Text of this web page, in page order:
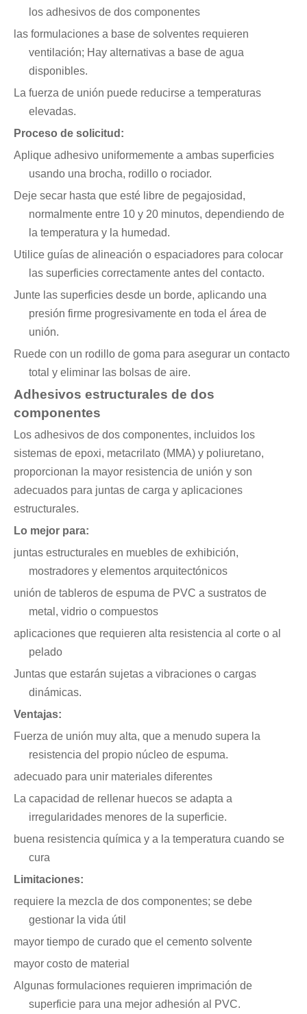
los adhesivos de dos componentes
las formulaciones a base de solventes requieren
ventilación; Hay alternativas a base de agua
disponibles.
La fuerza de unión puede reducirse a temperaturas
elevadas.
Proceso de solicitud:
Aplique adhesivo uniformemente a ambas superficies
usando una brocha, rodillo o rociador.
Deje secar hasta que esté libre de pegajosidad,
normalmente entre 10 y 20 minutos, dependiendo de
la temperatura y la humedad.
Utilice guías de alineación o espaciadores para colocar
las superficies correctamente antes del contacto.
Junte las superficies desde un borde, aplicando una
presión firme progresivamente en toda el área de
unión.
Ruede con un rodillo de goma para asegurar un contacto
total y eliminar las bolsas de aire.
Adhesivos estructurales de dos
componentes
Los adhesivos de dos componentes, incluidos los
sistemas de epoxi, metacrilato (MMA) y poliuretano,
proporcionan la mayor resistencia de unión y son
adecuados para juntas de carga y aplicaciones
estructurales.
Lo mejor para:
juntas estructurales en muebles de exhibición,
mostradores y elementos arquitectónicos
unión de tableros de espuma de PVC a sustratos de
metal, vidrio o compuestos
aplicaciones que requieren alta resistencia al corte o al
pelado
Juntas que estarán sujetas a vibraciones o cargas
dinámicas.
Ventajas:
Fuerza de unión muy alta, que a menudo supera la
resistencia del propio núcleo de espuma.
adecuado para unir materiales diferentes
La capacidad de rellenar huecos se adapta a
irregularidades menores de la superficie.
buena resistencia química y a la temperatura cuando se
cura
Limitaciones:
requiere la mezcla de dos componentes; se debe
gestionar la vida útil
mayor tiempo de curado que el cemento solvente
mayor costo de material
Algunas formulaciones requieren imprimación de
superficie para una mejor adhesión al PVC.